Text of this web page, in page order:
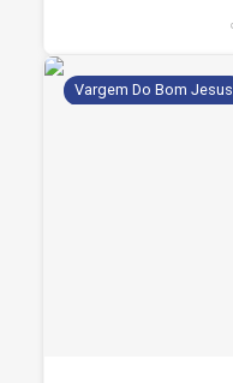
Vargem Do Bom Jesus